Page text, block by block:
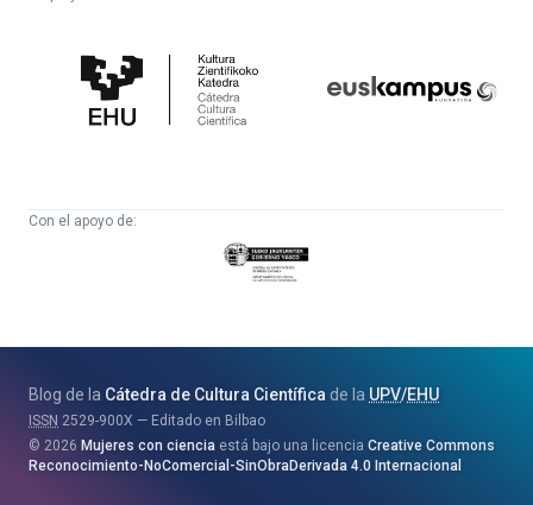
Cultura
Científica
Con el apoyo de:
Eusko
Jaurlaritza
eta
Berrikuntza
Saila
Blog de la Cátedra de Cultura Científicade la UPV/EHU
ISSN 2529-900X
Editado en Bilbao
2026 Mujeres con ciencia está bajo una licencia Creative Commons
Reconocimiento-NoComercial-SinObraDerivada 4.0 Internacional